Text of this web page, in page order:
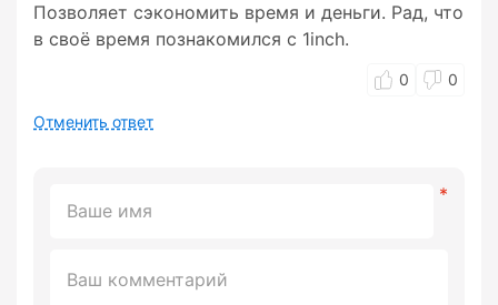
Позволяет сэкономить время и деньги. Рад, что
в своё время познакомился с 1inch.
Отменить ответ
0 0